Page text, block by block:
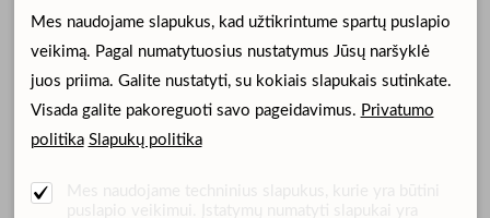
Aprašymas
sukietėja, sudarydamas tvirtą ir elastingą apsauginę plėvelę,
padedančią gijimui. Sudėtyje yra natūrali biologiškai skaidoma
derva, sujungta su metalo druskomis ir etanoliu – ji iš pradžių
odos vietoje, taip pat ant nagų, kulnų ir tešmens.
Mes naudojame slapukus, kad užtikrintume spartų puslapio
veikimą. Pagal numatytuosius nustatymus Jūsų naršyklė
juos priima. Galite nustatyti, su kokiais slapukais sutinkate.
Visada galite pakoreguoti savo pageidavimus. Privatumo
politika Slapukų politika